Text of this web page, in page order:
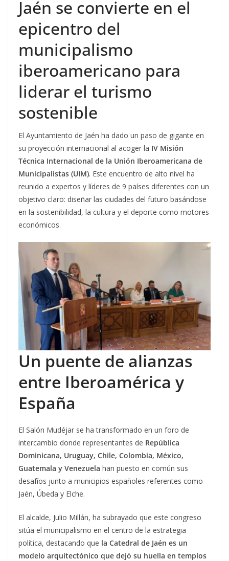
Jaén se convierte en el
epicentro del
municipalismo
iberoamericano para
liderar el turismo
sostenible
El Ayuntamiento de Jaén ha dado un paso de gigante en
su proyección internacional al acoger la IV Misión
Técnica Internacional de la Unión Iberoamericana de
Municipalistas (UIM). Este encuentro de alto nivel ha
reunido a expertos y líderes de 9 países diferentes con un
objetivo claro: diseñar las ciudades del futuro basándose
en la sostenibilidad, la cultura y el deporte como motores
económicos.
Un puente de alianzas
entre Iberoamérica y
España
El Salón Mudéjar se ha transformado en un foro de
intercambio donde representantes de República
Dominicana, Uruguay, Chile, Colombia, México,
Guatemala y Venezuela han puesto en común sus
desafíos junto a municipios españoles referentes como
Jaén, Úbeda y Elche.
El alcalde, Julio Millán, ha subrayado que este congreso
sitúa el municipalismo en el centro de la estrategia
política, destacando que la Catedral de Jaén es un
modelo arquitectónico que dejó su huella en templos